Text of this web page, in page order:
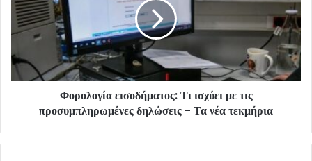
Φορολογία εισοδήματος: Τι ισχύει με τις
προσυμπληρωμένες δηλώσεις - Τα νέα τεκμήρια